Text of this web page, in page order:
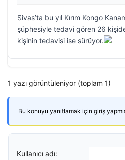
Sivas’ta bu yıl Kırım Kongo
şüphesiyle tedavi gören 26
kişinin tedavisi ise sürüyor.
1 yazı görüntüleniyor (toplam 1)
Bu konuyu yanıtlamak için giriş yapmış
Kullanıcı adı: